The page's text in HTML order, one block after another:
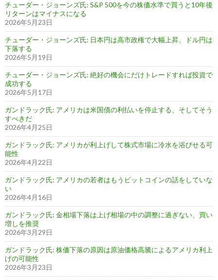
チューダー・ジョーンズ氏: S&P 500を今の株価水準で買うと10年後
リターンはマイナスになる
2026年5月23日
チューダー・ジョーンズ氏: 日本円は高市政権で大幅上昇、ドル円は
下落する
2026年5月19日
チューダー・ジョーンズ氏: 絶好の機会にだけトレードすれば投資で
成功する
2026年5月17日
ガンドラック氏: アメリカは米国債の利払いを停止する、そしてそう
すべきだ
2026年4月25日
ガンドラック氏: アメリカが利上げして株式市場に冷水を浴びせる可
能性
2026年4月22日
ガンドラック氏: アメリカの若者はもうビットコインの話をしていな
い
2026年4月16日
ガンドラック氏: 金相場下落は上げ相場の中の調整に過ぎない、買い
増しを推奨
2026年3月29日
ガンドラック氏: 株価下落の原因は原油価格高騰によるアメリカ利上
げの可能性
2026年3月23日